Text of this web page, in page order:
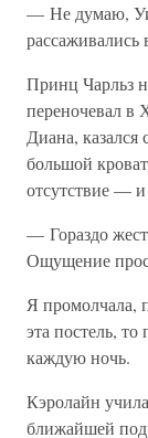
— Не думаю,
рассаживались
Принц Чарльз
переночевал в
Диана,
большой
отсутствие — и
— Гораздо
Ощущение
Я промолчала,
эта постель,
каждую ночь.
Кэролайн
ближайшей